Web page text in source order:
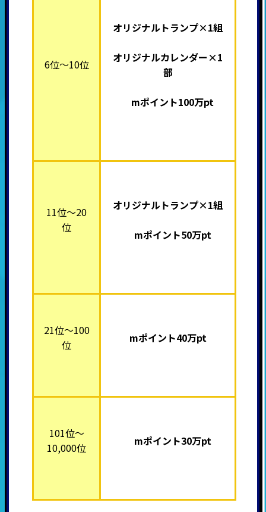
6位～10位
オリジナルトランプ×1組
オリジナルカレンダー×1
部
mポイント100万pt
11位～20
位
オリジナルトランプ×1組
mポイント50万pt
21位～100
位
mポイント40万pt
101位～
10,000位
mポイント30万pt